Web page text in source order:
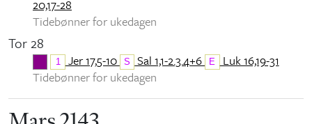
20,17-28
Tidebønner for ukedagen
Tor 28
1 Jer 17,5-10 S Sal 1,1-2.3.4+6 E Luk 16,19-31
Tidebønner for ukedagen